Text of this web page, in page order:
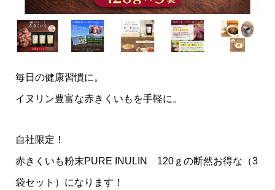
毎日の健康習慣に。
イヌリン豊富な赤きくいもを手軽に。
自社限定！
赤きくいも粉末PURE INULIN 120ｇの断然お得な（3
袋セット）になります！